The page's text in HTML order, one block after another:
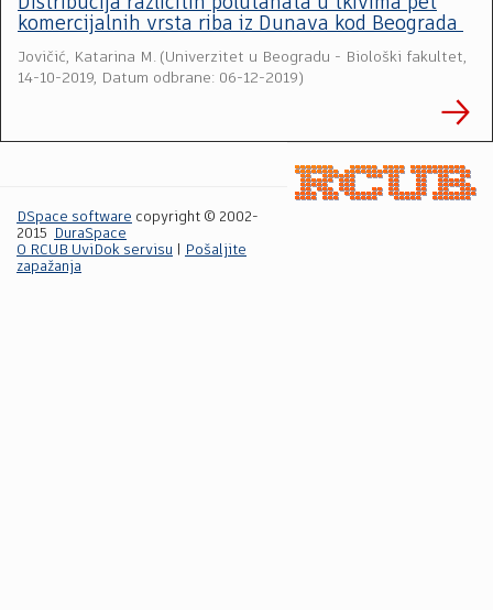
komercijalnih vrsta riba iz Dunava kod Beograda
Jovičić, Katarina M. (Univerzitet u Beogradu - Biološki fakultet,
14-10-2019, Datum odbrane: 06-12-2019)
DSpace software copyright © 2002-
2015
DuraSpace
O RCUB UviDok servisu
Pošaljite
zapažanja